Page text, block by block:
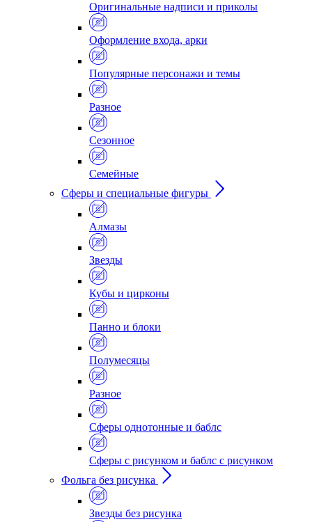
Оригинальные надписи и приколы
Оформление входа, арки
Популярные персонажи и темы
Разное
Сезонное
Семейные
Сферы и специальные фигуры
Алмазы
Звезды
Кубы и цирконы
Панно и блоки
Полумесяцы
Разное
Сферы однотонные и баблс
Сферы с рисунком и баблс с рисунком
Фольга без рисунка
Звезды без рисунка